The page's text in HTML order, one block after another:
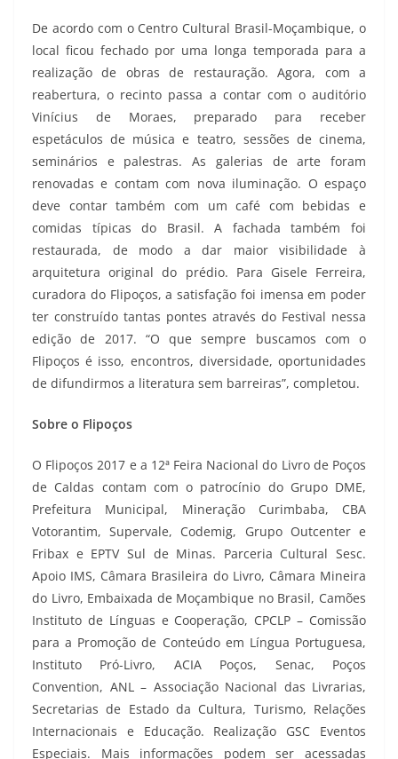
De acordo com o Centro Cultural Brasil-Moçambique, o
local ficou fechado por uma longa temporada para a
realização de obras de restauração. Agora, com a
reabertura, o recinto passa a contar com o auditório
Vinícius de Moraes, preparado para receber
espetáculos de música e teatro, sessões de cinema,
seminários e palestras. As galerias de arte foram
renovadas e contam com nova iluminação. O espaço
deve contar também com um café com bebidas e
comidas típicas do Brasil. A fachada também foi
restaurada, de modo a dar maior visibilidade à
arquitetura original do prédio. Para Gisele Ferreira,
curadora do Flipoços, a satisfação foi imensa em poder
ter construído tantas pontes através do Festival nessa
edição de 2017. “O que sempre buscamos com o
Flipoços é isso, encontros, diversidade, oportunidades
de difundirmos a literatura sem barreiras”, completou.
Sobre o Flipoços
O Flipoços 2017 e a 12ª Feira Nacional do Livro de Poços
de Caldas contam com o patrocínio do Grupo DME,
Prefeitura Municipal, Mineração Curimbaba, CBA
Votorantim, Supervale, Codemig, Grupo Outcenter e
Fribax e EPTV Sul de Minas. Parceria Cultural Sesc.
Apoio IMS, Câmara Brasileira do Livro, Câmara Mineira
do Livro, Embaixada de Moçambique no Brasil, Camões
Instituto de Línguas e Cooperação, CPCLP – Comissão
para a Promoção de Conteúdo em Língua Portuguesa,
Instituto Pró-Livro, ACIA Poços, Senac, Poços
Convention, ANL – Associação Nacional das Livrarias,
Secretarias de Estado da Cultura, Turismo, Relações
Internacionais e Educação. Realização GSC Eventos
Especiais. Mais informações podem ser acessadas